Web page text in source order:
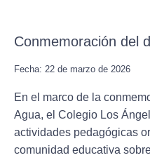
Conmemoración del
Fecha: 22 de marzo de 2026
En el marco de la
Agua, el Colegio Los
actividades pedagógicas
comunidad educativa